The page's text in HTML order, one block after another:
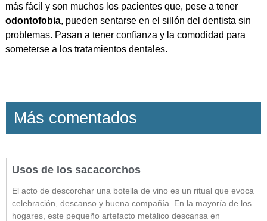
más fácil y son muchos los pacientes que, pese a tener
odontofobia, pueden sentarse en el sillón del dentista sin
problemas. Pasan a tener confianza y la comodidad para
someterse a los tratamientos dentales.
Más comentados
Usos de los sacacorchos
El acto de descorchar una botella de vino es un ritual que evoca
celebración, descanso y buena compañía. En la mayoría de los
hogares, este pequeño artefacto metálico descansa en